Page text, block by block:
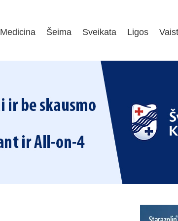
Medicina Šeima Sveikata Ligos